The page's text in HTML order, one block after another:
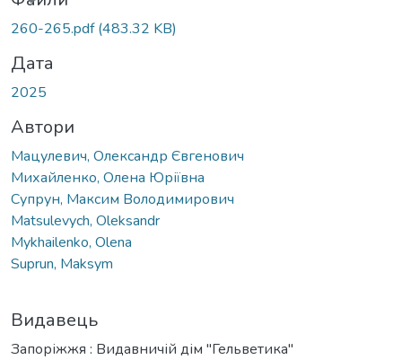
260-265.pdf(483.32 KB)
Дата
2025
Автори
Мацулевич, Олександр Євгенович
Михайленко, Олена Юріївна
Супрун, Максим Володимирович
Matsulevych, Oleksandr
Mykhailenko, Olena
Suprun, Maksym
Видавець
Запоріжжя : Видавничій дім "Гельветика"